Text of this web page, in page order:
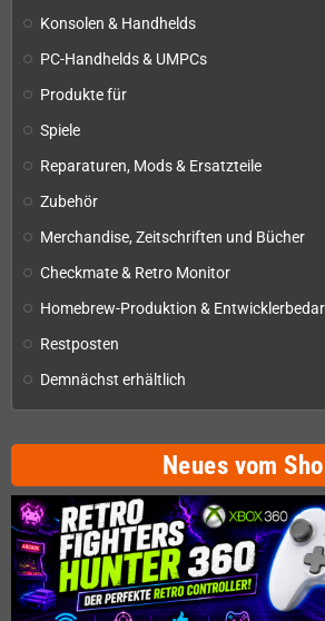
Konsolen & Handhelds
PC-Handhelds & UMPCs
Produkte für
Spiele
Reparaturen, Mods & Ersatzteile
Zubehör
Merchandise, Zeitschriften und Bücher
Checkmate & Retro Monitor
Homebrew-Produktion &
Restposten
Demnächst erhältlich
Neues vom